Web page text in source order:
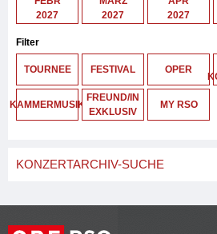
2027
2027
2027
Filter
TOURNEE FESTIVAL OPER
KAMMERMUSIK
FREUND/IN
EXKLUSIV
MY RSO
KONZERTARCHIV-SUCHE